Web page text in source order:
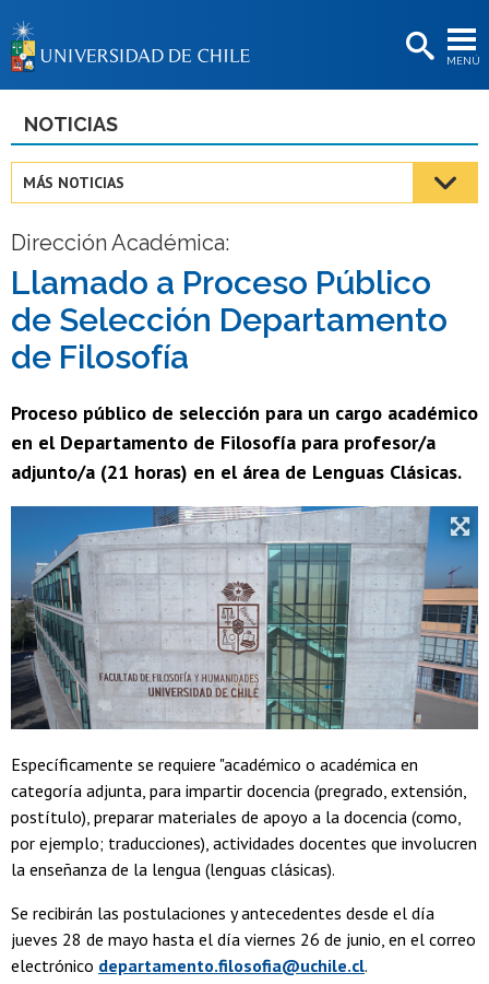
MENÚ
BIBLIOTECAS
Estudiantes
Académicas/os
Funcionarias/os
Egresadas/os
NOTICIAS
MÁS NOTICIAS
Dirección Académica:
Llamado a Proceso Público
de Selección Departamento
de Filosofía
Proceso público de selección para un cargo académico
en el Departamento de Filosofía para profesor/a
adjunto/a (21 horas) en el área de Lenguas Clásicas.
Específicamente se requiere "académico o académica en
categoría adjunta, para impartir docencia (pregrado, extensión,
postítulo), preparar materiales de apoyo a la docencia (como,
por ejemplo; traducciones), actividades docentes que involucren
la enseñanza de la lengua (lenguas clásicas).
Se recibirán las postulaciones y antecedentes desde el día
jueves 28 de mayo hasta el día viernes 26 de junio, en el correo
electrónico departamento.filosofia@uchile.cl.